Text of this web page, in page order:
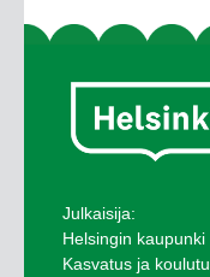
Julkaisija:
Helsingin kaupunki
Kasvatus ja